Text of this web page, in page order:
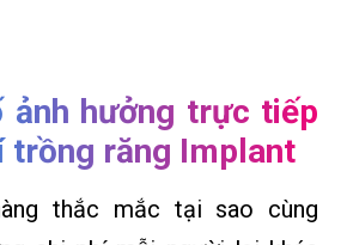
ảnh hưởng trực tiếp
trồng răng Implant
thắc mắc tại sao cùng